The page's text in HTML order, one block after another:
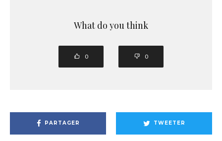
What do you think
0 0
PARTAGER TWEETER